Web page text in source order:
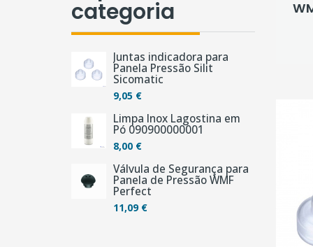
categoria
Juntas indicadora para
Panela Pressão Silit
Sicomatic
9,05 €
Limpa Inox Lagostina em
Pó 090900000001
8,00 €
Válvula de Segurança para
Panela de Pressão WMF
Perfect
11,09 €